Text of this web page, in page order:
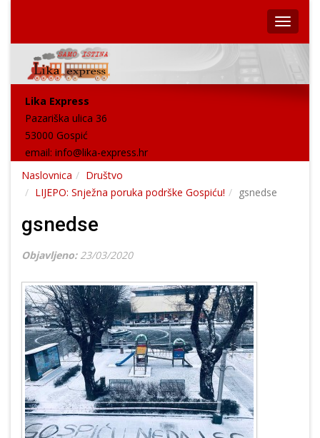
Lika Express
Pazariška ulica 36
53000 Gospić
email: info@lika-express.hr
Naslovnica
Društvo
LIJEPO: Snježna poruka podrške Gospiću!
gsnedse
gsnedse
Objavljeno: 23/03/2020